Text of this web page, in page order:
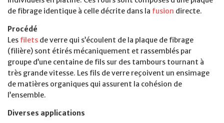
de fibrage identique à celle décrite dans la fusion directe.
Procédé
Les filets de verre qui s’écoulent de la plaque de fibrage
(filière) sont étirés mécaniquement et rassemblés par
groupe d’une centaine de fils sur des tambours tournant à
très grande vitesse. Les fils de verre reçoivent un ensimage
de matières organiques qui assurent la cohésion de
l’ensemble.
Diverses applications